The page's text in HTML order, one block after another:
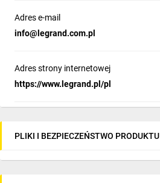
Adres e-mail
info@legrand.com.pl
Adres strony internetowej
https://www.legrand.pl/pl
PLIKI I BEZPIECZEŃSTWO PRODUKTU